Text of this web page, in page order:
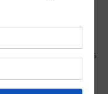
milhões
136